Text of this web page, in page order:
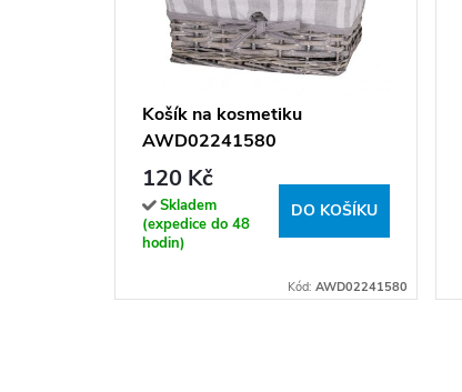
Košík na kosmetiku
AWD02241580
120 Kč
Skladem
(expedice do 48
hodin)
DO KOŠÍKU
Kód: AWD02241580